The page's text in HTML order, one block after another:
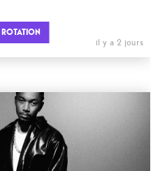
il y a 2 jours